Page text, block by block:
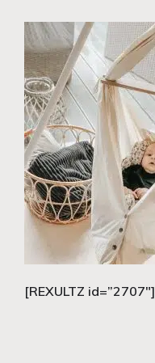
[REXULTZ id=”2707″]